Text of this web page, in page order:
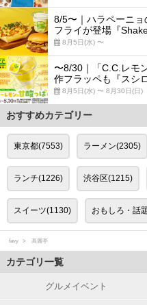
8/5〜｜ハラペーニ
フライが登場『
8月5日(水) 〜
〜8/30｜「C.C.レモ
作フラッペも『スシ
8月5日(水) 〜 8月30日(日)
おすすめカテゴリー
東京都(7553) ラーメン(2305)
ランチ(1226) 渋谷区(1215)
スイーツ(1130) おもしろ・話
favy 高麗亭
カテゴリ一覧
グルメイベント